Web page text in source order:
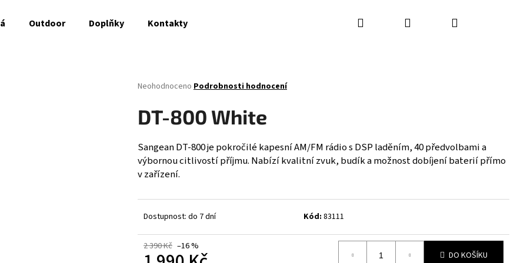
Outdoor Doplňky Kontakty Hledat PřihlášeníNákupní
Průměrné
produktu
je
z
5
hvězdiček.
Neohodnoceno Podrobnosti hodnocení
DT-800 White
Sangean DT-800 je pokročilé kapesní AM/FM rádio s DSP laděním, 40 předvolbami a
výbornou citlivostí příjmu. Nabízí kvalitní zvuk, budík a možnost dobíjení baterií přímo
v zařízení.
Dostupnost: do 7 dní Kód: 83111
2 390 Kč –16 %
DO KOŠÍKU
HLEDAT